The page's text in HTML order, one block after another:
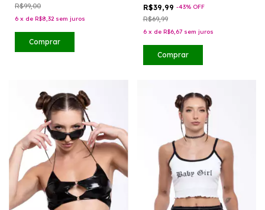
R$99,00
6 x de R$8,32 sem juros
Comprar
R$39,99 -43% OFF
R$69,99
6 x de R$6,67 sem juros
Comprar